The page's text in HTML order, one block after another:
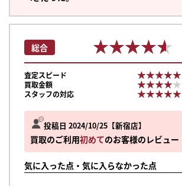
投稿日 2024/10/25 新宿店
買取のご利用初めてのお客様のレビュー
気に入った点・気に入らなかった点
総合 ★★★★★
★★★★★
査定スピード ★★★★★
★★★★★
買取金額
★★★★★
★★★★★
スタッフの対応
★★★★★
★★★★★
かんたん30秒でお試し査定